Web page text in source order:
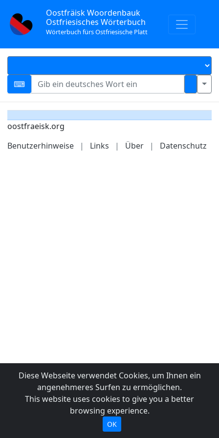
Oostfräisk Woordenbauk
Ostfriesisches Wörterbuch
Wörterbuch fürs Ostfriesische Platt
oostfraeisk.org
Benutzerhinweise
| Links | Über | Datenschutz
Diese Webseite verwendet Cookies, um Ihnen ein
angenehmeres Surfen zu ermöglichen.
This website uses cookies to give you a better
browsing experience.
OK